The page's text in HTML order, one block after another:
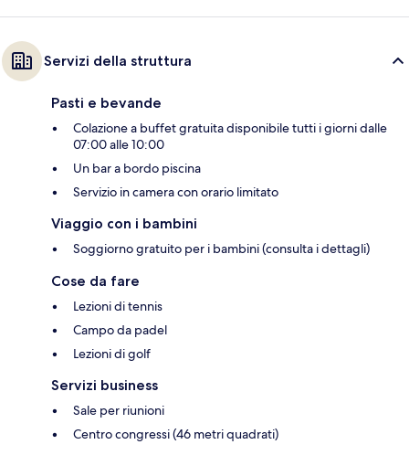
Servizi della struttura
Pasti e bevande
Colazione a buffet gratuita disponibile tutti i giorni dalle
07:00 alle 10:00
Un bar a bordo piscina
Servizio in camera con orario limitato
Viaggio con i bambini
Soggiorno gratuito per i bambini (consulta i dettagli)
Cose da fare
Lezioni di tennis
Campo da padel
Lezioni di golf
Servizi business
Sale per riunioni
Centro congressi (46 metri quadrati)